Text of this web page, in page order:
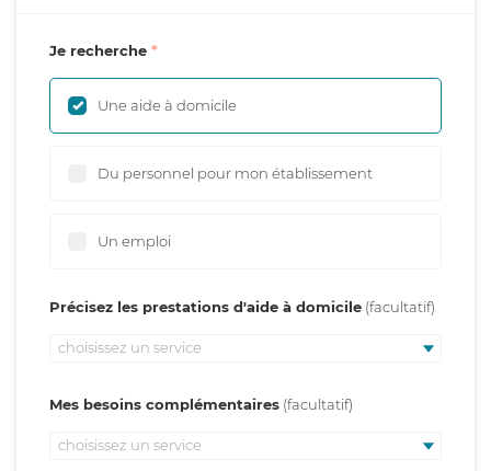
Je recherche
Une aide à domicile
Du personnel pour mon établissement
Un emploi
Précisez les prestations d'aide à domicile
choisissez un service
Mes besoins complémentaires
choisissez un service